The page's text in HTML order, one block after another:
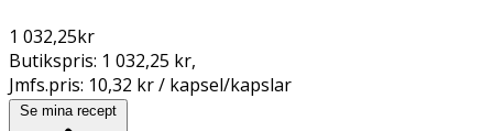
1 032,25kr
Butikspris: 1 032,25 kr,
Jmfs.pris: 10,32 kr / kapsel/kapslar
Se mina recept